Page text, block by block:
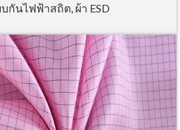
กันไฟฟ้าสถิต, ผ้า ESD